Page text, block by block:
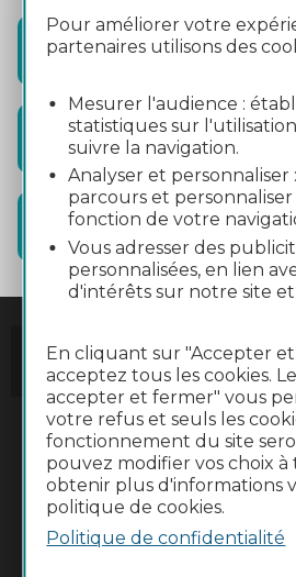
Pour améliorer votre
partenaires utilisons des
Mesurer l'audience :
statistiques sur
suivre la navigation.
Analyser et personnaliser
parcours et personnaliser
fonction de votre
Vous adresser des
personnalisées, en lien
d'intérêts sur notre site
En cliquant sur "Accepter
acceptez tous les cookies.
accepter et fermer" vous
votre refus et seuls les
fonctionnement du site
pouvez modifier vos choix
obtenir plus d'informations
politique de cookies.
Politique de confidentialité
Accès
Mobilité
Information